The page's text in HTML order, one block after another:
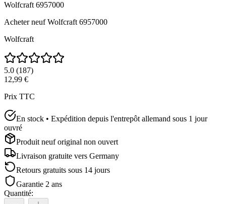
Wolfcraft 6957000
Acheter neuf Wolfcraft 6957000
Wolfcraft
5.0 (187)
12,99 €
Prix TTC
En stock • Expédition depuis l'entrepôt allemand sous 1 jour
ouvré
Produit neuf original non ouvert
Livraison gratuite vers Germany
Retours gratuits sous 14 jours
Garantie 2 ans
Quantité: